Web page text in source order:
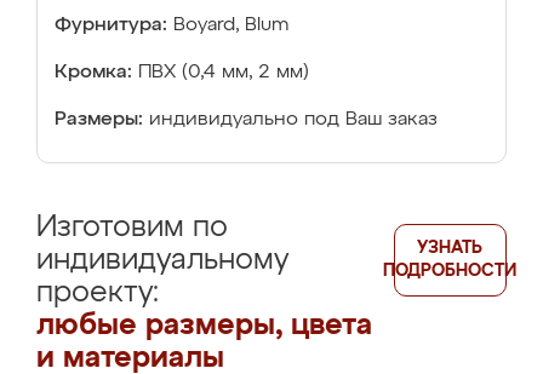
Фурнитура: Boyard, Blum
Кромка: ПВХ (0,4 мм, 2 мм)
Размеры: индивидуально под Ваш заказ
Изготовим по
индивидуальному
проекту:
любые размеры, цвета
и материалы
УЗНАТЬ
ПОДРОБНОСТИ